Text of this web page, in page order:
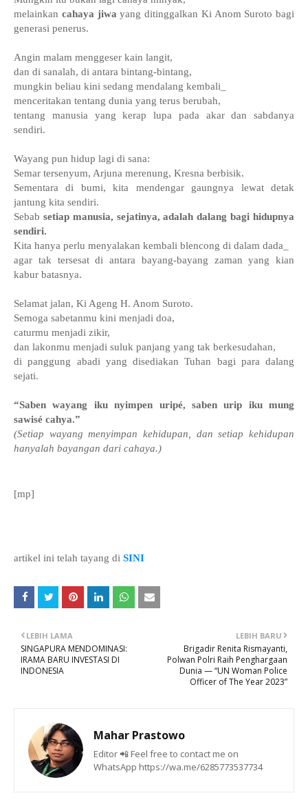
melainkan cahaya jiwa yang ditinggalkan Ki Anom Suroto bagi
generasi penerus.
Angin malam menggeser kain langit,
dan di sanalah, di antara bintang-bintang,
mungkin beliau kini sedang mendalang kembali_
menceritakan tentang dunia yang terus berubah,
tentang manusia yang kerap lupa pada akar dan sabdanya
sendiri.
Wayang pun hidup lagi di sana:
Semar tersenyum, Arjuna merenung, Kresna berbisik.
Sementara di bumi, kita mendengar gaungnya lewat detak
jantung kita sendiri.
Sebab setiap manusia, sejatinya, adalah dalang bagi hidupnya
sendiri.
Kita hanya perlu menyalakan kembali blencong di dalam dada_
agar tak tersesat di antara bayang-bayang zaman yang kian
kabur batasnya.
Selamat jalan, Ki Ageng H. Anom Suroto.
Semoga sabetanmu kini menjadi doa,
caturmu menjadi zikir,
dan lakonmu menjadi suluk panjang yang tak berkesudahan,
di panggung abadi yang disediakan Tuhan bagi para dalang
sejati.
“Saben wayang iku nyimpen uripé, saben urip iku mung
sawisé cahya.”
(Setiap wayang menyimpan kehidupan, dan setiap kehidupan
hanyalah bayangan dari cahaya.)
[mp]
artikel ini telah tayang di SINI
LEBIH BARU
Brigadir Renita Rismayanti,
Polwan Polri Raih Penghargaan
Dunia — “UN Woman Police
Officer of The Year 2023”
LEBIH LAMA
SINGAPURA MENDOMINASI:
IRAMA BARU INVESTASI DI
INDONESIA
Mahar Prastowo
Editor 📲 Feel free to contact me on
WhatsApp https://wa.me/6285773537734